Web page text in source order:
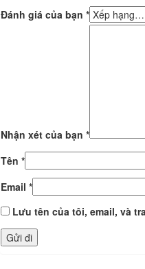
Đánh giá của bạn *
Nhận xét của bạn *
Tên *
Email *
Lưu tên của tôi, email, và